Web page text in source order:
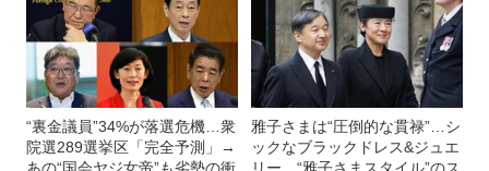
“裏金議員”34%が落選危機…衆
院選289選挙区「完全予測」→
雅子さまは“圧倒的な貫禄”…シ
ックなブラックドレス&ジュエ